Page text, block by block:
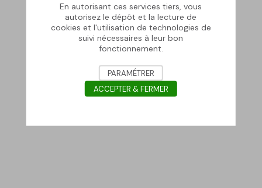
En autorisant ces services tiers, vous
autorisez le dépôt et la lecture de
cookies et l'utilisation de technologies de
suivi nécessaires à leur bon
fonctionnement.
PARAMÉTRER
ACCEPTER & FERMER